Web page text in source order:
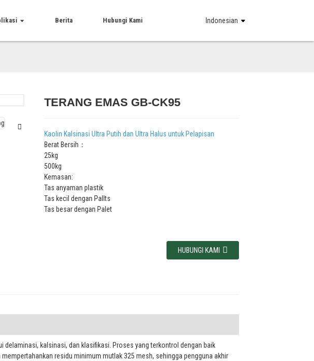
Berita Hubungi Kami Indonesian
Loading...
Loading...
TERANG EMAS GB-CK95
Kaolin Kalsinasi Ultra Putih dan Ultra Halus untuk Pelapisan
Berat Bersih：
25kg
500kg
Kemasan:
Tas anyaman plastik
Tas kecil dengan Pallts
Tas besar dengan Palet
HUBUNGI KAMI
delaminasi, kalsinasi, dan klasifikasi. Proses yang terkontrol dengan baik
residu minimum mutlak 325 mesh, sehingga pengguna akhir